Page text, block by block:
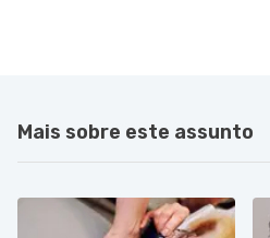
Mais sobre este assunto